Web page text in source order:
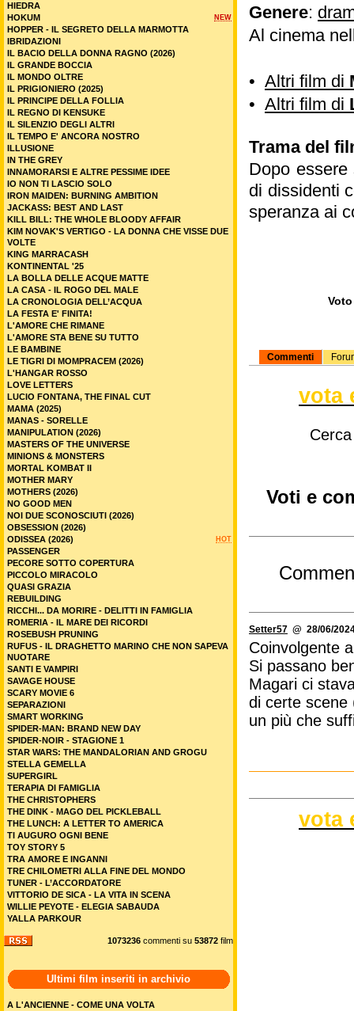
Genere:
Al cinema
• Altri film di
• Altri film di
Trama del
Dopo
di dissidenti
speranza ai
Commenti
vota
Voti e
Setter57 @ 28/06/
Coinvolgente
Si passano
Magari ci
di certe scene
un più che
vota
HIEDRA
NEW
HOKUM
HOPPER - IL SEGRETO DELLA MARMOTTA
IBRIDAZIONI
IL BACIO DELLA DONNA RAGNO (2026)
IL GRANDE BOCCIA
IL MONDO OLTRE
IL PRIGIONIERO (2025)
IL PRINCIPE DELLA FOLLIA
IL REGNO DI KENSUKE
IL SILENZIO DEGLI ALTRI
IL TEMPO E' ANCORA NOSTRO
ILLUSIONE
IN THE GREY
INNAMORARSI E ALTRE PESSIME IDEE
IO NON TI LASCIO SOLO
IRON MAIDEN: BURNING AMBITION
JACKASS: BEST AND LAST
KILL BILL: THE WHOLE BLOODY AFFAIR
KIM NOVAK'S VERTIGO - LA DONNA CHE VISSE DUE
VOLTE
KING MARRACASH
KONTINENTAL '25
LA BOLLA DELLE ACQUE MATTE
LA CASA - IL ROGO DEL MALE
LA CRONOLOGIA DELL’ACQUA
LA FESTA E' FINITA!
L'AMORE CHE RIMANE
L'AMORE STA BENE SU TUTTO
LE BAMBINE
LE TIGRI DI MOMPRACEM (2026)
L'HANGAR ROSSO
LOVE LETTERS
LUCIO FONTANA, THE FINAL CUT
MAMA (2025)
MANAS - SORELLE
MANIPULATION (2026)
MASTERS OF THE UNIVERSE
MINIONS & MONSTERS
MORTAL KOMBAT II
MOTHER MARY
MOTHERS (2026)
NO GOOD MEN
NOI DUE SCONOSCIUTI (2026)
OBSESSION (2026)
HOT
ODISSEA (2026)
PASSENGER
PECORE SOTTO COPERTURA
PICCOLO MIRACOLO
QUASI GRAZIA
REBUILDING
RICCHI... DA MORIRE - DELITTI IN FAMIGLIA
ROMERIA - IL MARE DEI RICORDI
ROSEBUSH PRUNING
RUFUS - IL DRAGHETTO MARINO CHE NON SAPEVA
NUOTARE
SANTI E VAMPIRI
SAVAGE HOUSE
SCARY MOVIE 6
SEPARAZIONI
SMART WORKING
SPIDER-MAN: BRAND NEW DAY
SPIDER-NOIR - STAGIONE 1
STAR WARS: THE MANDALORIAN AND GROGU
STELLA GEMELLA
SUPERGIRL
TERAPIA DI FAMIGLIA
THE CHRISTOPHERS
THE DINK - MAGO DEL PICKLEBALL
THE LUNCH: A LETTER TO AMERICA
TI AUGURO OGNI BENE
TOY STORY 5
TRA AMORE E INGANNI
TRE CHILOMETRI ALLA FINE DEL MONDO
TUNER - L’ACCORDATORE
VITTORIO DE SICA - LA VITA IN SCENA
WILLIE PEYOTE - ELEGIA SABAUDA
YALLA PARKOUR
1073236 commenti su 53872 film
Ultimi film inseriti in archivio
A L'ANCIENNE - COME UNA VOLTA